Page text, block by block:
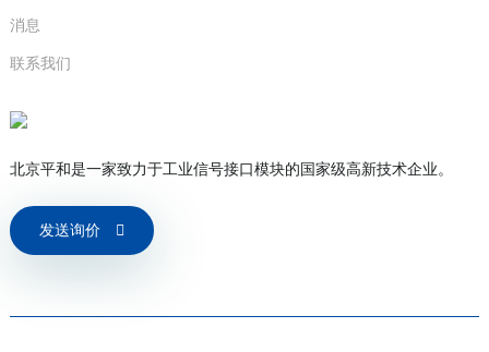
消息
联系我们
北京平和是一家致力于工业信号接口模块的国家级高新技术企业。
发送询价